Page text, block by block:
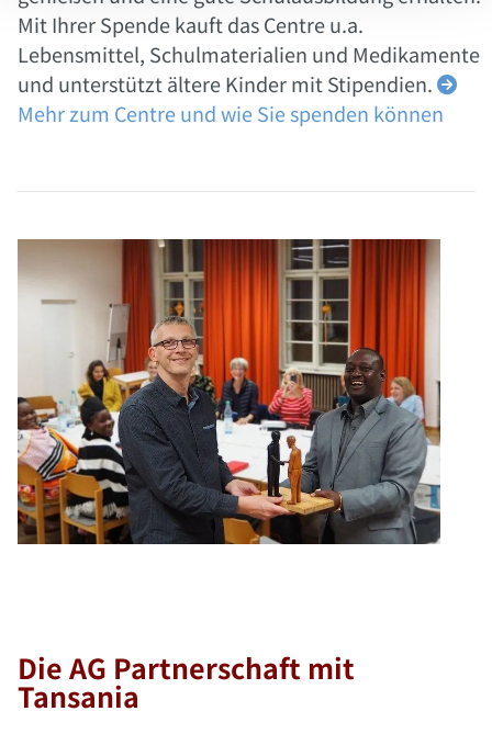
Mit Ihrer Spende kauft das Centre u.a.
Lebensmittel, Schulmaterialien und Medikamente
und unterstützt ältere Kinder mit Stipendien. 
Mehr zum Centreund wie Sie spenden können
Die AG Partnerschaft mit
Tansania